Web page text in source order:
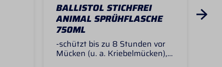
BALLISTOL STICHFREI
ANIMAL SPRÜHFLASCHE
750ML
-schützt bis zu 8 Stunden vor
Mücken (u. a. Kriebelmücken),